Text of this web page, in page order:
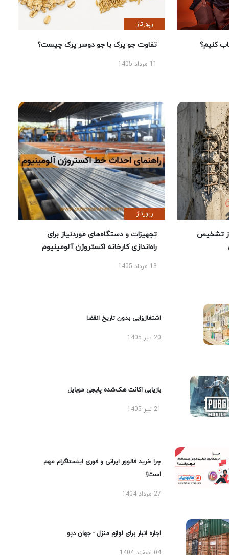
کنیم؟
رپورتاژ
تفاوت جو پرک با جو دوسر پرک چیست؟
تشخیص
رپورتاژ
تجهیزات و دستگاه‌های موردنیاز برای
راه‌اندازی کارخانه اکستروژن آلومینیوم
13 مرداد 1405
اشتغال‌زایی بدون تاریخ انقضا
20 تیر 1405
بازیابی اکانت هک‌شده پابجی موبایل
چرا خرید فالوور ایرانی و فوری اینستاگرام مهم
است؟
27 مرداد 1404
اجاره انبار برای لوازم منزل - جهان دپو
04 اسفند 1404